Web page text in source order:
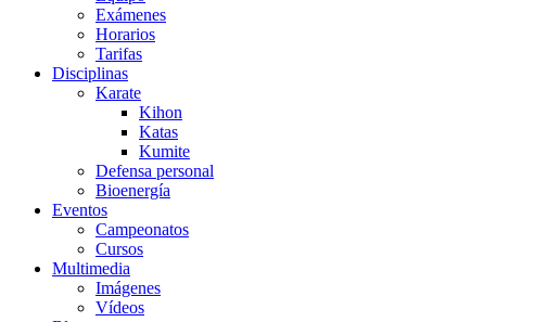
Exámenes
Horarios
Tarifas
Disciplinas
Karate
Kihon
Katas
Kumite
Defensa personal
Bioenergía
Eventos
Campeonatos
Cursos
Multimedia
Imágenes
Vídeos